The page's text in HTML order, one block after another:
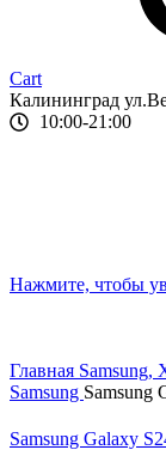
Cart
Калининград
10:00-21:00
Нажмите, чтобы
Главная Samsung,
Samsung Samsung
Samsung Galaxy